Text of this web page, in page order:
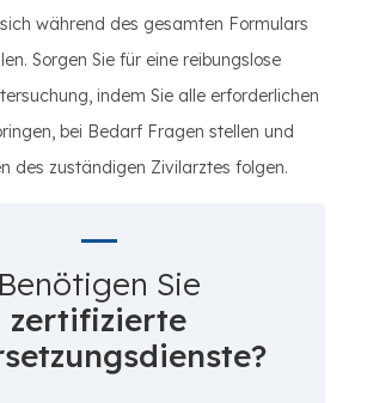
während des gesamten Formulars
Sorgen Sie für eine reibungslose
indem Sie alle erforderlichen
bei Bedarf Fragen stellen und
des zuständigen Zivilarztes folgen.
Benötigen Sie
zertifizierte